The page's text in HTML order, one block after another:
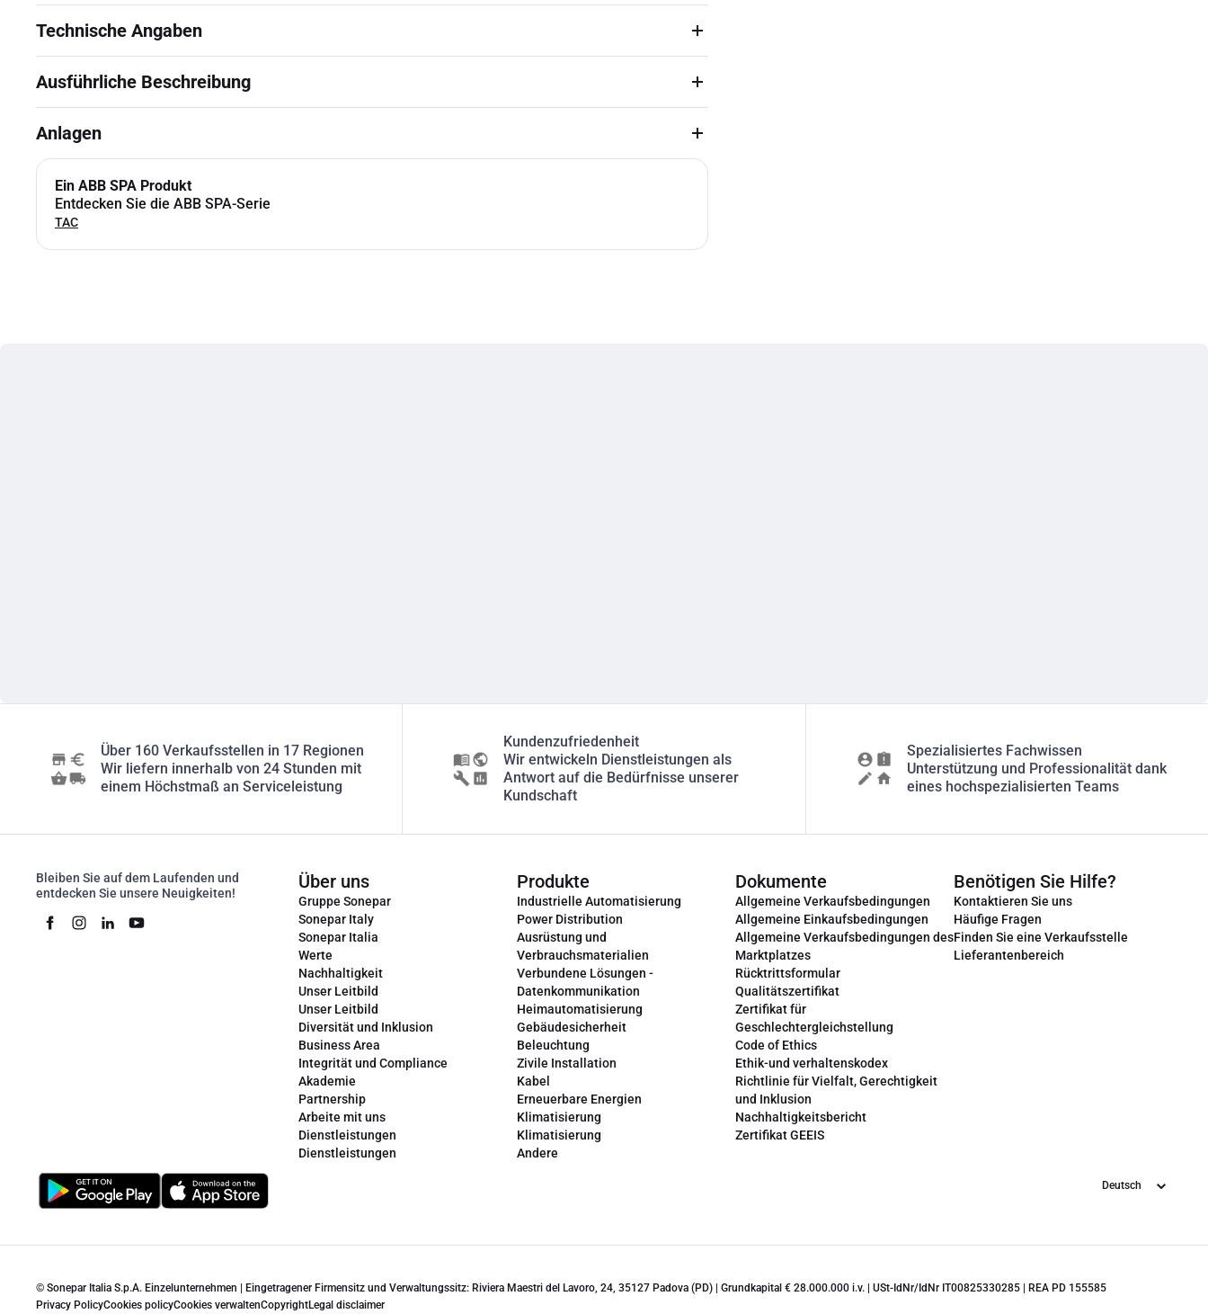
Technische Angaben
Ausführliche Beschreibung
Anlagen
Ein ABB SPA Produkt
Entdecken Sie die ABB SPA-Serie
TAC
Über 160 Verkaufsstellen in 17 Regionen
Wir liefern innerhalb von 24 Stunden mit
einem Höchstmaß an Serviceleistung
Kundenzufriedenheit
Wir entwickeln Dienstleistungen als
Antwort auf die Bedürfnisse unserer
Kundschaft
Spezialisiertes Fachwissen
Unterstützung und Professionalität dank
eines hochspezialisierten Teams
Bleiben Sie auf dem Laufenden und
entdecken Sie unsere Neuigkeiten!
Über uns
Gruppe Sonepar
Sonepar Italy
Sonepar Italia
Werte
Nachhaltigkeit
Unser Leitbild
Unser Leitbild
Diversität und Inklusion
Business Area
Integrität und Compliance
Akademie
Partnership
Arbeite mit uns
Dienstleistungen
Dienstleistungen
Produkte
Industrielle Automatisierung
Power Distribution
Ausrüstung und
Verbrauchsmaterialien
Verbundene Lösungen -
Datenkommunikation
Heimautomatisierung
Gebäudesicherheit
Beleuchtung
Zivile Installation
Kabel
Erneuerbare Energien
Klimatisierung
Klimatisierung
Andere
Dokumente
Allgemeine Verkaufsbedingungen
Allgemeine Einkaufsbedingungen
Allgemeine Verkaufsbedingungen des
Marktplatzes
Rücktrittsformular
Qualitätszertifikat
Zertifikat für
Geschlechtergleichstellung
Code of Ethics
Ethik-und verhaltenskodex
Richtlinie für Vielfalt, Gerechtigkeit
und Inklusion
Nachhaltigkeitsbericht
Zertifikat GEEIS
Benötigen Sie Hilfe?
Kontaktieren Sie uns
Häufige Fragen
Finden Sie eine Verkaufsstelle
Lieferantenbereich
Sprache
© Sonepar Italia S.p.A. Einzelunternehmen | Eingetragener Firmensitz und Verwaltungssitz: Riviera Maestri del Lavoro, 24, 35127 Padova (PD) | Grundkapital € 28.000.000 i.v. | USt-IdNr/IdNr IT00825330285 | REA PD 155585
Privacy PolicyCookies policyCookies verwaltenCopyrightLegal disclaimer